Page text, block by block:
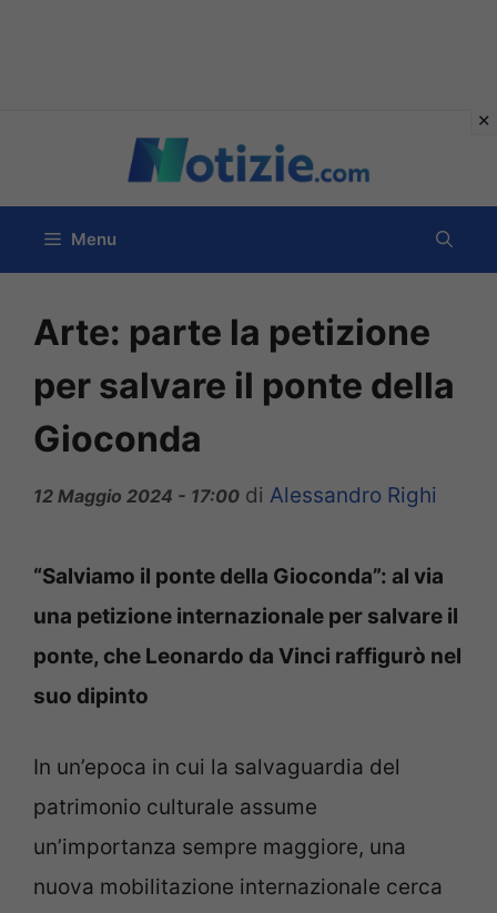
contenuto
Menu
Arte: parte la petizione
per salvare il ponte della
Gioconda
12 Maggio 2024 - 17:00 di Alessandro Righi
“Salviamo il ponte della Gioconda”: al via
una petizione internazionale per salvare il
ponte, che Leonardo da Vinci raffigurò nel
suo dipinto
In un’epoca in cui la salvaguardia del
patrimonio culturale assume
un’importanza sempre maggiore, una
nuova mobilitazione internazionale cerca